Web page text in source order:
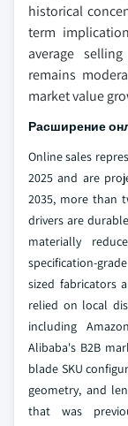
historical
term
average
remains
market value
Расширение
Online sales
2025 and are
2035, more than
drivers are
materially
specification-
sized fabricators
relied on local
including
Alibaba's B2B
blade SKU
geometry, and
that was